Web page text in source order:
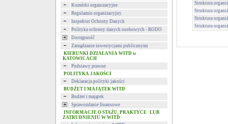
Komórki organizacyjne
Regulamin organizacyjny
Inspektor Ochrony Danych
Polityka ochrony danych osobowych - RODO
Dostępność
Zarządzanie inwestycjami publicznymi
KIERUNKI DZIAŁANIA WITD w
KATOWICACH
Podstawy prawne
POLITYKA JAKOŚCI
Deklaracja polityki jakości
BUDŻET I MAJĄTEK WITD
Budżet i majątek
Sprawozdanie finansowe
INFORMACJE O STAŻU, PRAKTYCE LUB
ZATRUDNIENIU W WITD
Struktura
Struktura
Struktura
Struktura